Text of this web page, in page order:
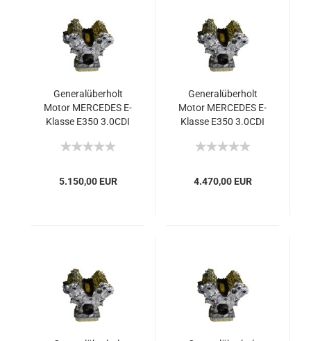
Generalüberholt
Motor MERCEDES E-
Klasse E350 3.0CDI
258PS Euro6
5.150,00 EUR
Generalüberholt
Motor MERCEDES E-
Klasse E350 3.0CDI
265PS Eur5
4.470,00 EUR